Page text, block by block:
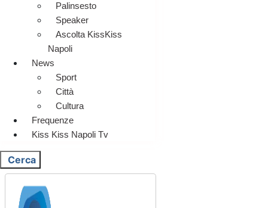
Palinsesto
Speaker
Ascolta KissKiss
Napoli
News
Sport
Città
Cultura
Frequenze
Kiss Kiss Napoli Tv
Cerca